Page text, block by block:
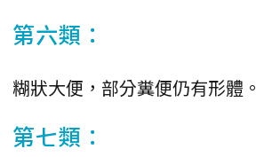
第六類：
糊狀大便，部分糞便仍有形體。
第七類：